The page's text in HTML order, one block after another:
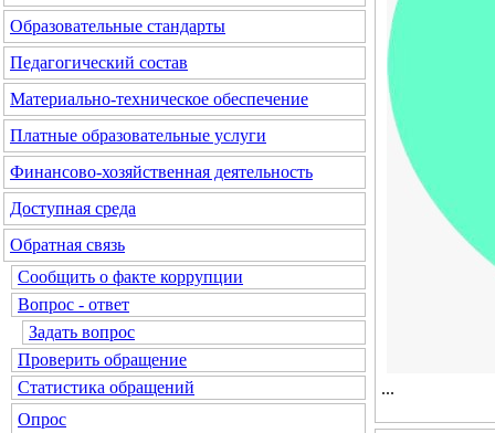
Образовательные стандарты
Педагогический состав
Материально-техническое обеспечение
Платные образовательные услуги
Финансово-хозяйственная деятельность
Доступная среда
Обратная связь
Сообщить о факте коррупции
Вопрос - ответ
Задать вопрос
Проверить обращение
Статистика обращений
Опрос
...